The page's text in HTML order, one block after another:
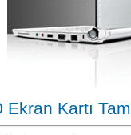
Ekran Kartı